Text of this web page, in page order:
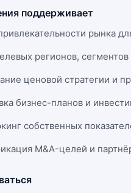
поддерживает
рынка
регионов,
ценовой стратегии и
бизнес-планов и
собственных
M&A-целей и